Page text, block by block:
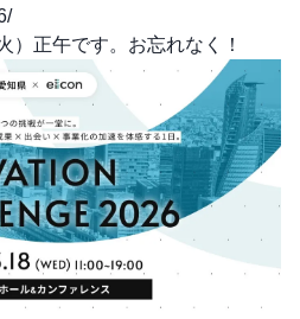
）正午です。お忘れなく！